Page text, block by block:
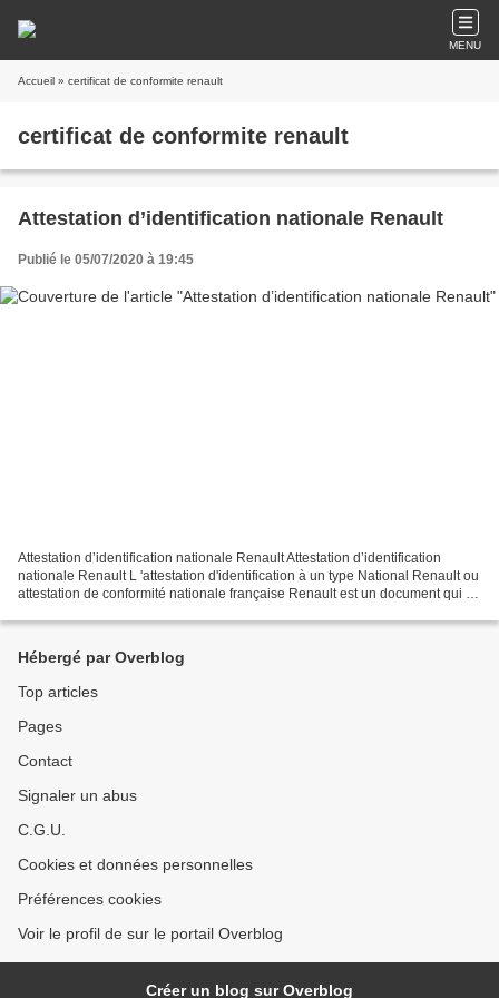
MENU
Accueil » certificat de conformite renault
certificat de conformite renault
Attestation d’identification nationale Renault
Publié le 05/07/2020 à 19:45
Attestation d’identification nationale Renault Attestation d’identification
nationale Renault L 'attestation d'identification à un type National Renault ou
attestation de conformité nationale française Renault est un document qui se
Hébergé par Overblog
Top articles
Pages
Contact
Signaler un abus
C.G.U.
Cookies et données personnelles
Préférences cookies
Voir le profil de sur le portail Overblog
Créer un blog sur Overblog